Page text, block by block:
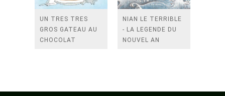
UN TRES TRES
GROS GATEAU AU
CHOCOLAT
NIAN LE TERRIBLE
- LA LEGENDE DU
NOUVEL AN